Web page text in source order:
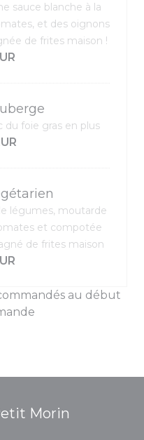
sauce blanche à la
et des oignons
de frites maison !
du foie gras en plus
légumes, moutarde
et compotée
de frites maison
au début
Morin